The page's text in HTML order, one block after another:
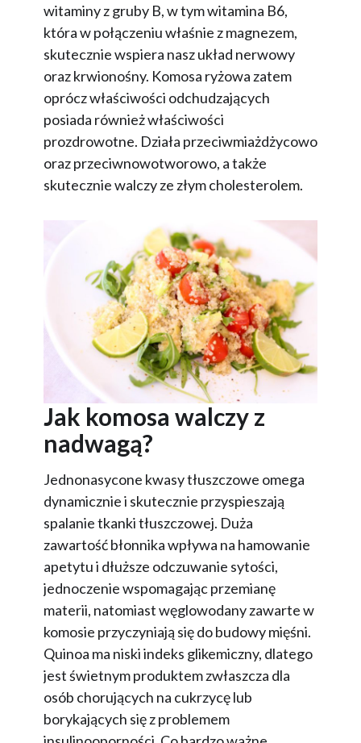
witaminy z gruby B, w tym witamina B6,
która w połączeniu właśnie z magnezem,
skutecznie wspiera nasz układ nerwowy
oraz krwionośny. Komosa ryżowa zatem
oprócz właściwości odchudzających
posiada również właściwości
prozdrowotne. Działa przeciwmiażdżycowo
oraz przeciwnowotworowo, a także
skutecznie walczy ze złym cholesterolem.
Jak komosa walczy z
nadwagą?
Jednonasycone kwasy tłuszczowe omega
dynamicznie i skutecznie przyspieszają
spalanie tkanki tłuszczowej. Duża
zawartość błonnika wpływa na hamowanie
apetytu i dłuższe odczuwanie sytości,
jednoczenie wspomagając przemianę
materii, natomiast węglowodany zawarte w
komosie przyczyniają się do budowy mięśni.
Quinoa ma niski indeks glikemiczny, dlatego
jest świetnym produktem zwłaszcza dla
osób chorujących na cukrzycę lub
borykających się z problemem